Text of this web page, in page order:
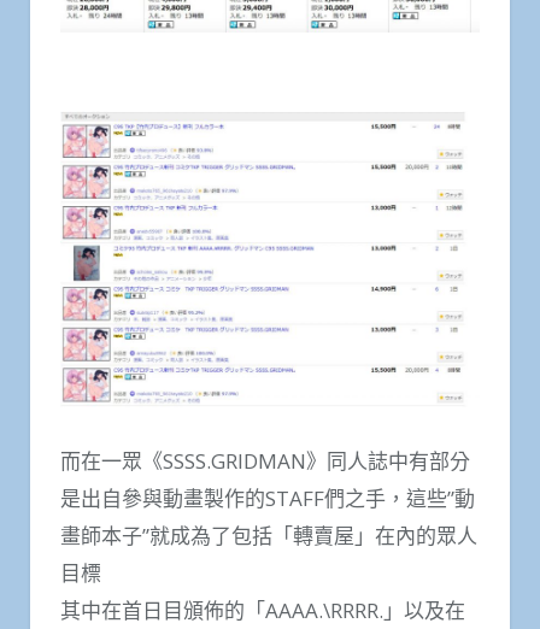
而在一眾《SSSS.GRIDMAN》同人誌中有部分
是出自參與動畫製作的STAFF們之手，這些”動
畫師本子”就成為了包括「轉賣屋」在內的眾人
目標
其中在首日目頒佈的「AAAA.\RRRR.」以及在